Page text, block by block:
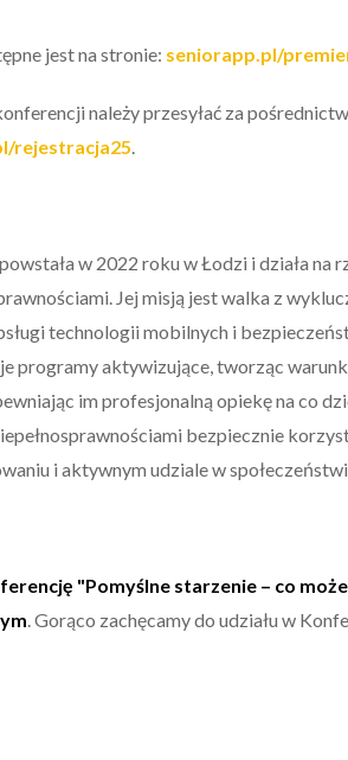
jest na stronie: seniorapp.pl/
należy przesyłać za
rejestracja25
powstała w 2022 roku w Łodzi i działa
Jej misją jest walka z
technologii mobilnych i
programy aktywizujące, tworząc
im profesjonalną opiekę na co
bezpiecznie
i aktywnym udziale w
"Pomyślne starzenie – co
. Gorąco zachęcamy do udziału w